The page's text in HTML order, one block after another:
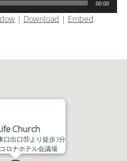
00:00
| Download | Embed
Church
口出口⑪より徒歩3分
ロナホテル会議場